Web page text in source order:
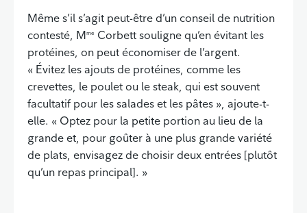
Même s’il s’agit peut-être d’un conseil de nutrition
contesté, Mme Corbett souligne qu’en évitant les
protéines, on peut économiser de l’argent.
« Évitez les ajouts de protéines, comme les
crevettes, le poulet ou le steak, qui est souvent
facultatif pour les salades et les pâtes », ajoute-t-
elle. « Optez pour la petite portion au lieu de la
grande et, pour goûter à une plus grande variété
de plats, envisagez de choisir deux entrées [plutôt
qu’un repas principal]. »